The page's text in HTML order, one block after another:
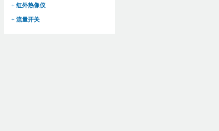
+ 红外热像仪
+ 流量开关